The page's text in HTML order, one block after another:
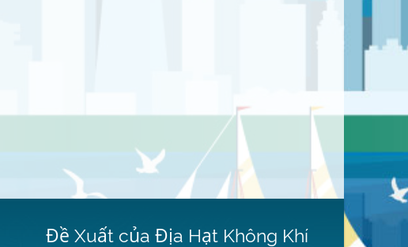
Đề Xuất của Địa Hạt Không Khí